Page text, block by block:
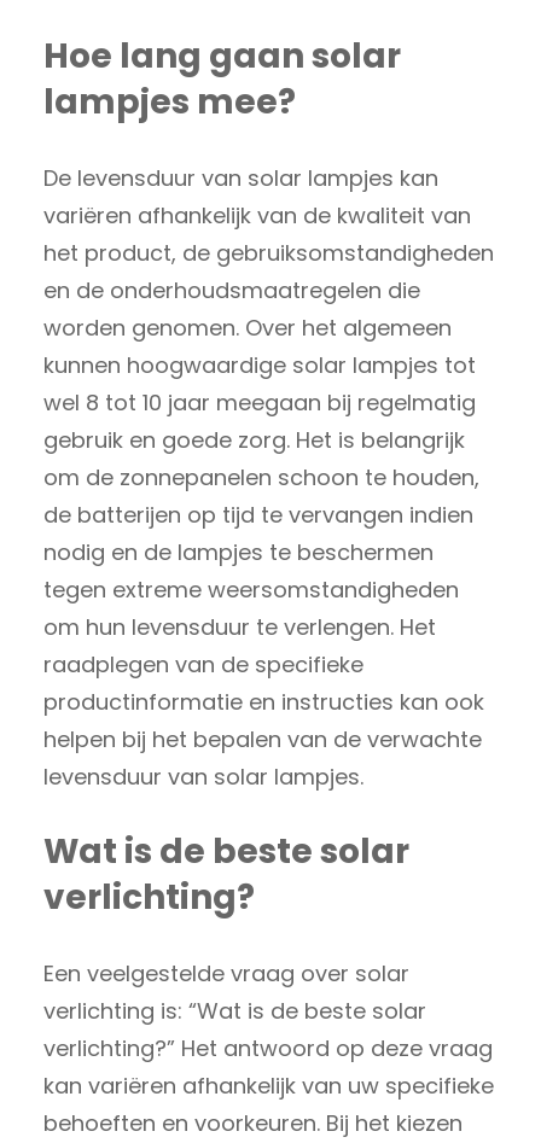
Hoe lang gaan solar
lampjes mee?
De levensduur van solar lampjes kan
variëren afhankelijk van de kwaliteit van
het product, de gebruiksomstandigheden
en de onderhoudsmaatregelen die
worden genomen. Over het algemeen
kunnen hoogwaardige solar lampjes tot
wel 8 tot 10 jaar meegaan bij regelmatig
gebruik en goede zorg. Het is belangrijk
om de zonnepanelen schoon te houden,
de batterijen op tijd te vervangen indien
nodig en de lampjes te beschermen
tegen extreme weersomstandigheden
om hun levensduur te verlengen. Het
raadplegen van de specifieke
productinformatie en instructies kan ook
helpen bij het bepalen van de verwachte
levensduur van solar lampjes.
Wat is de beste solar
verlichting?
Een veelgestelde vraag over solar
verlichting is: “Wat is de beste solar
verlichting?” Het antwoord op deze vraag
kan variëren afhankelijk van uw specifieke
behoeften en voorkeuren. Bij het kiezen